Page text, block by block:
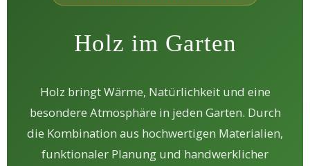
Holz im Garten
Holz bringt Wärme, Natürlichkeit und eine
besondere Atmosphäre in jeden Garten. Durch
die Kombination aus hochwertigen Materialien,
funktionaler Planung und handwerklicher